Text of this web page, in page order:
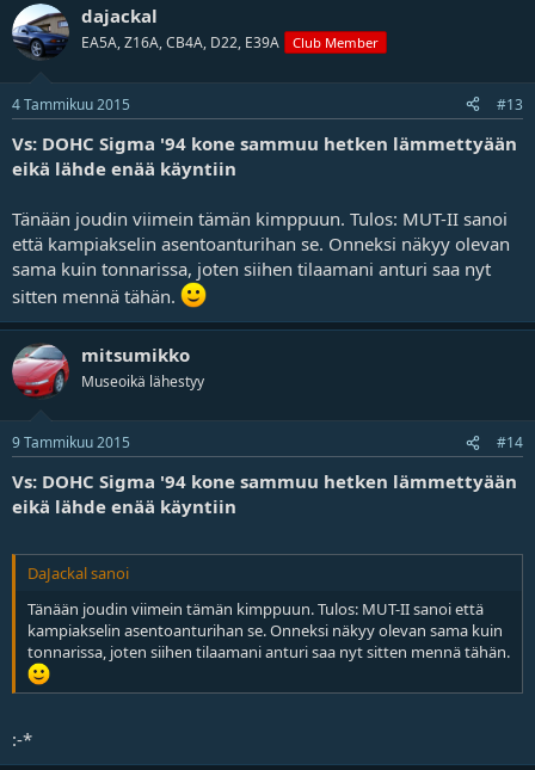
dajackal
EA5A, Z16A, CB4A, D22, E39A Club Member
4 Tammikuu 2015 #13
Vs: DOHC Sigma '94 kone sammuu hetken lämmettyään
eikä lähde enää käyntiin
Tänään joudin viimein tämän kimppuun. Tulos: MUT-II sanoi
että kampiakselin asentoanturihan se. Onneksi näkyy olevan
sama kuin tonnarissa, joten siihen tilaamani anturi saa nyt
sitten mennä tähän.
mitsumikko
Museoikä lähestyy
9 Tammikuu 2015 #14
Vs: DOHC Sigma '94 kone sammuu hetken lämmettyään
eikä lähde enää käyntiin
DaJackal sanoi
Tänään joudin viimein tämän kimppuun. Tulos: MUT-II sanoi että
kampiakselin asentoanturihan se. Onneksi näkyy olevan sama kuin
tonnarissa, joten siihen tilaamani anturi saa nyt sitten mennä tähän.
:-*